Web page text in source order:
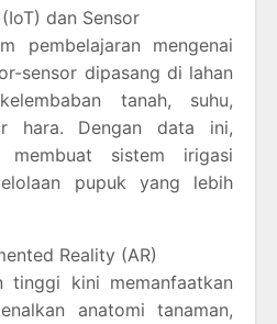
dan Sensor
pembelajaran mengenai
sensor dipasang di lahan
tanah, suhu,
hara. Dengan data ini,
membuat sistem irigasi
pupuk yang lebih
Reality (AR)
tinggi kini memanfaatkan
anatomi tanaman,